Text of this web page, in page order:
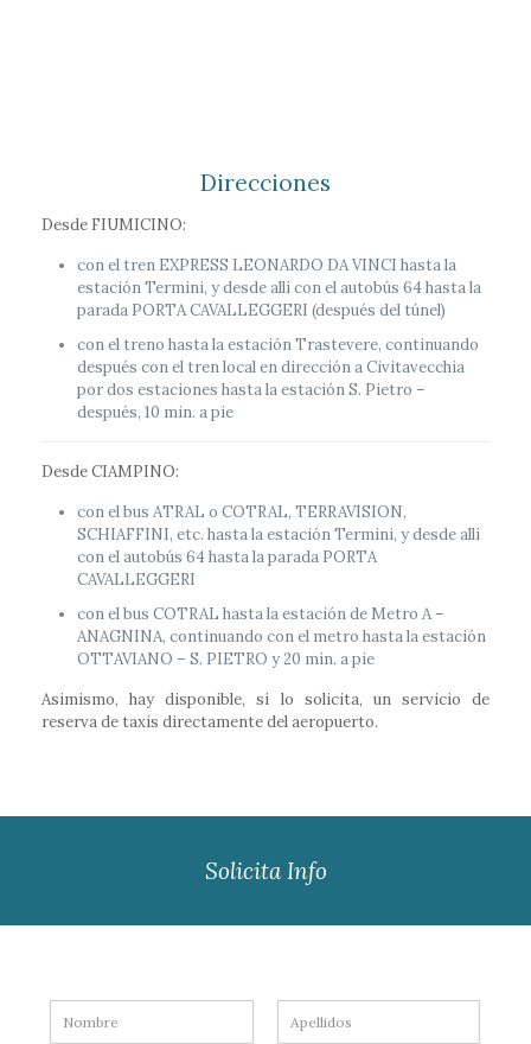
Direcciones
Desde FIUMICINO:
con el tren EXPRESS LEONARDO DA VINCI hasta la
estación Termini, y desde allí con el autobús 64 hasta la
parada PORTA CAVALLEGGERI (después del túnel)
con el treno hasta la estación Trastevere, continuando
después con el tren local en dirección a Civitavecchia
por dos estaciones hasta la estación S. Pietro –
después, 10 min. a pie
Desde CIAMPINO:
con el bus ATRAL o COTRAL, TERRAVISION,
SCHIAFFINI, etc. hasta la estación Termini, y desde allí
con el autobús 64 hasta la parada PORTA
CAVALLEGGERI
con el bus COTRAL hasta la estación de Metro A –
ANAGNINA, continuando con el metro hasta la estación
OTTAVIANO – S. PIETRO y 20 min. a pie
Asimismo, hay disponible, si lo solicita, un servicio de
reserva de taxis directamente del aeropuerto.
Solicita Info